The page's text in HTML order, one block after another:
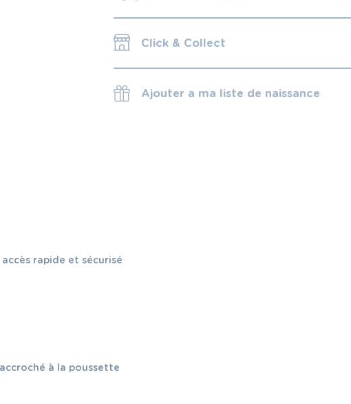
Click & Collect
Ajouter a ma liste de naissance
rapide et sécurisé
à la poussette